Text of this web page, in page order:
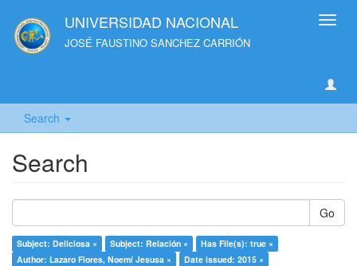
UNIVERSIDAD NACIONAL
JOSÉ FAUSTINO SANCHEZ CARRIÓN
Search
Search
Go
Subject: Deliciosa × Subject: Relación ×
Has File(s): true ×
Author: Lazaro Flores, Noemí Jesusa ×
Date issued: 2015 ×